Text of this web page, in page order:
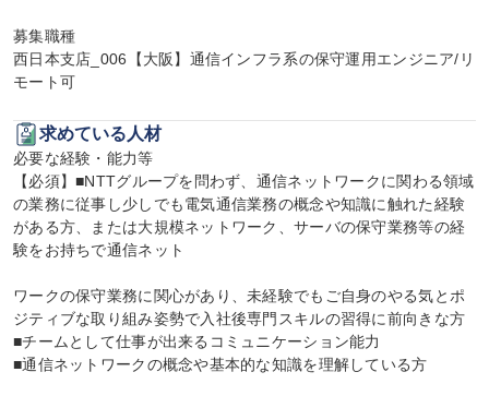
募集職種
西日本支店_006【大阪】通信インフラ系の保守運用エンジニア/リ
モート可
求めている人材
必要な経験・能力等
【必須】■NTTグループを問わず、通信ネットワークに関わる領域
の業務に従事し少しでも電気通信業務の概念や知識に触れた経験
がある方、または大規模ネットワーク、サーバの保守業務等の経
験をお持ちで通信ネット
ワークの保守業務に関心があり、未経験でもご自身のやる気とポ
ジティブな取り組み姿勢で入社後専門スキルの習得に前向きな方
■チームとして仕事が出来るコミュニケーション能力
■通信ネットワークの概念や基本的な知識を理解している方